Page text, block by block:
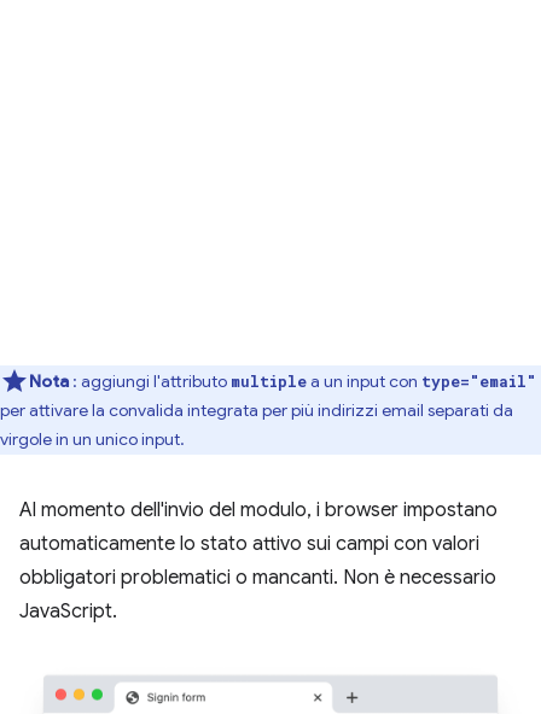
Nota : aggiungi l'attributo multiplea un input con type="email"
per attivare la convalida integrata per più indirizzi email separati da
virgole in un unico input.
Al momento dell'invio del modulo, i browser impostano
automaticamente lo stato attivo sui campi con valori
obbligatori problematici o mancanti. Non è necessario
JavaScript.